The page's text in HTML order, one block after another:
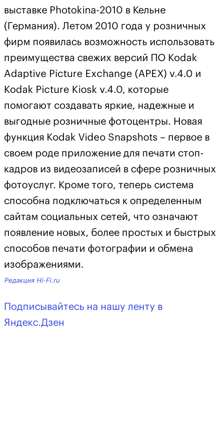
выставке Photokina-2010 в Кельне
(Германия). Летом 2010 года у розничных
фирм появилась возможность использовать
преимущества свежих версий ПО Kodak
Adaptive Picture Exchange (APEX) v.4.0 и
Kodak Picture Kiosk v.4.0, которые
помогают создавать яркие, надежные и
выгодные розничные фотоцентры. Новая
функция Kodak Video Snapshots – первое в
своем роде приложение для печати стоп-
кадров из видеозаписей в сфере розничных
фотоуслуг. Кроме того, теперь система
способна подключаться к определенным
сайтам социальных сетей, что означают
появление новых, более простых и быстрых
способов печати фотографии и обмена
изображениями.
Редакция Hi-Fi.ru
Подписывайтесь на нашу ленту в
Яндекс.Дзен